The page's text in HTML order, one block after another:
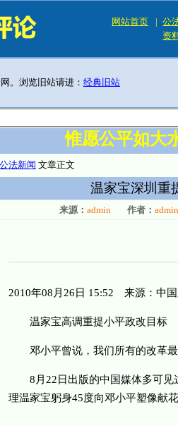
网站首页 | 公
资
。浏览旧站请进： 经典旧站
惟愿公平如大
公法新闻 文章正文
温家宝深圳重
来源： admin 作者： admin
2010年08月26日 15:52 来源：中
温家宝高调重提小平政改目标
邓小平曾说，我们所有的改革最
8月22日出版的中国媒体多可见
理温家宝躬身45度向邓小平塑像献花